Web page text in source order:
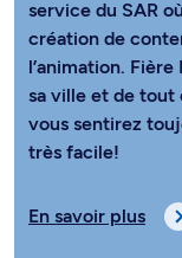
service du SAR
création de
l’animation.
sa ville et de tout
vous sentirez
très facile!
En savoir plus